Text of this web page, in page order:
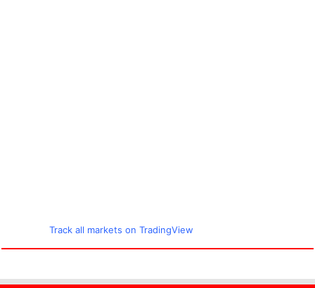
Track all markets on TradingView